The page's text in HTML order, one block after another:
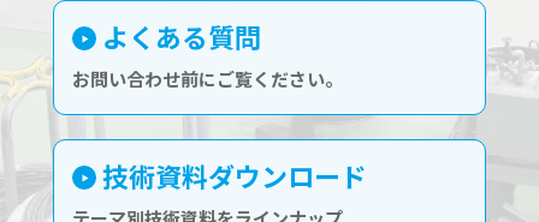
よくある質問
お問い合わせ前にご覧ください。
技術資料ダウンロード